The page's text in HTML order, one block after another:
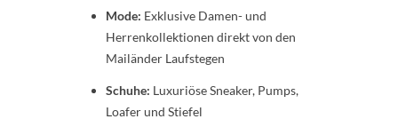
Mode: Exklusive Damen- und
Herrenkollektionen direkt von den
Mailänder Laufstegen
Schuhe: Luxuriöse Sneaker, Pumps,
Loafer und Stiefel